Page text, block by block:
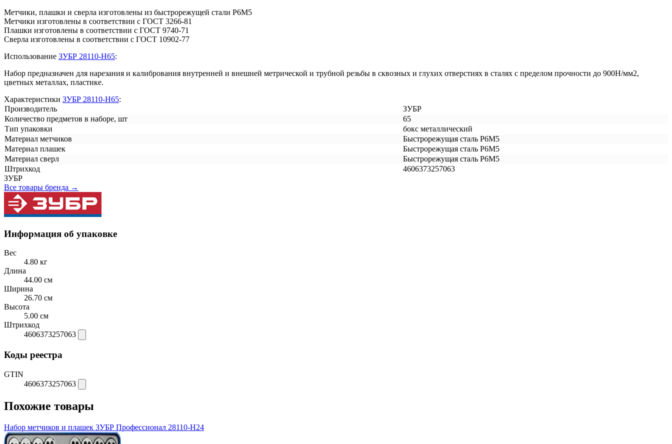
Метчики, плашки и сверла изготовлены из быстрорежущей стали Р6М5
Метчики изготовлены в соответствии с ГОСТ 3266-81
Плашки изготовлены в соответствии с ГОСТ 9740-71
Сверла изготовлены в соответствии с ГОСТ 10902-77
Использование ЗУБР 28110-H65:
Набор предназначен для нарезания и калибрования внутренней и внешней метрической и трубной резьбы в сквозных и глухих отверстиях в сталях с пределом прочности до 900Н/мм2,
цветных металлах, пластике.
Характеристики ЗУБР 28110-H65:
Производитель
ЗУБР
Количество предметов в наборе, шт
65
Тип упаковки
бокс металлический
Материал метчиков
Быстрорежущая сталь Р6М5
Материал плашек
Быстрорежущая сталь Р6М5
Материал сверл
Быстрорежущая сталь Р6М5
Штрихкод
4606373257063
ЗУБР
Все товары бренда →
Информация об упаковке
Вес
4.80 кг
Длина
44.00 см
Ширина
26.70 см
Высота
5.00 см
Штрихкод
4606373257063
Коды реестра
GTIN
4606373257063
Похожие товары
Набор метчиков и плашек ЗУБР Профессионал 28110-H24